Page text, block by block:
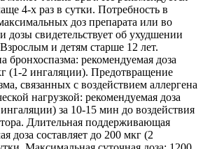
4-х раз в сутки. Потребность в
доз препарата или во
дозы свидетельствует об ухудшении
и детям старше 12 лет.
бронхоспазма: рекомендуемая доза
(1-2 ингаляции). Предотвращение
связанных с воздействием аллергена
нагрузкой: рекомендуемая доза
за 10-15 мин до воздействия
Длительная поддерживающая
доза составляет до 200 мкг (2